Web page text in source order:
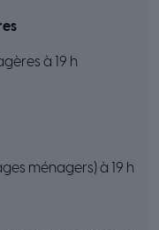
à 19 h
ménagers) à 19 h